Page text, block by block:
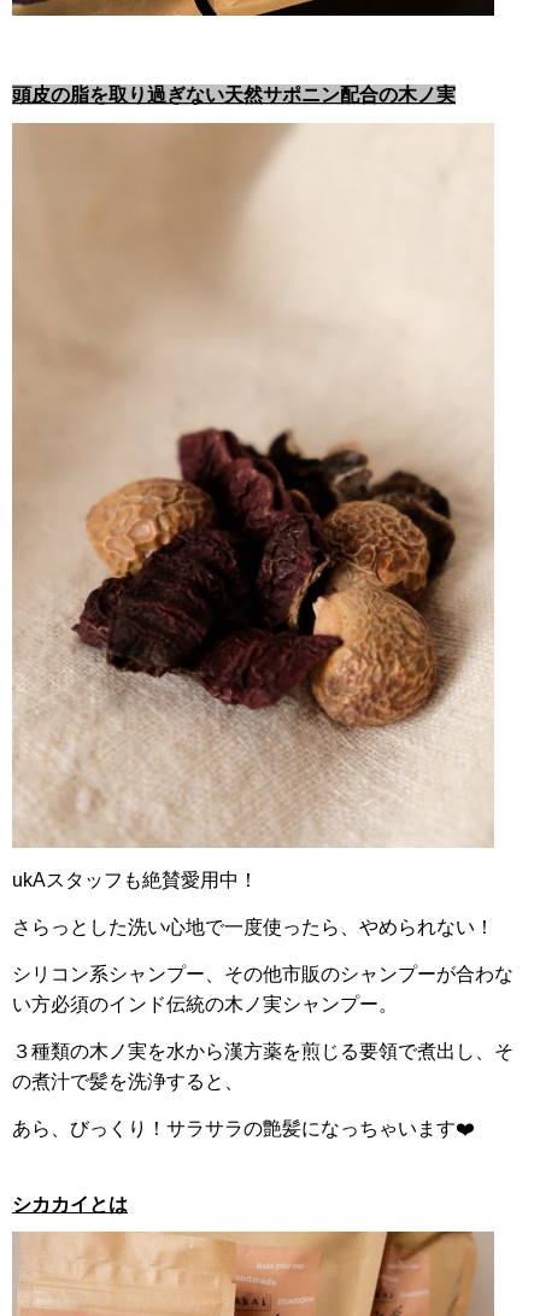
頭皮の脂を取り過ぎない天然サポニン配合の木ノ実
ukAスタッフも絶賛愛用中！
さらっとした洗い心地で一度使ったら、やめられない！
シリコン系シャンプー、その他市販のシャンプーが合わな
い方必須のインド伝統の木ノ実シャンプー。
３種類の木ノ実を水から漢方薬を煎じる要領で煮出し、そ
の煮汁で髪を洗浄すると、
あら、びっくり！サラサラの艶髪になっちゃいます❤️
シカカイとは